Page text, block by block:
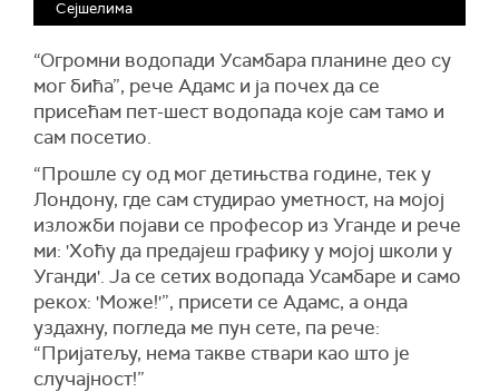
Сејшелима
“Огромни водопади Усамбара планине део су
мог бића”, рече Адамс и ја почех да се
присећам пет-шест водопада које сам тамо и
сам посетио.
“Прошле су од мог детињства године, тек у
Лондону, где сам студирао уметност, на мојој
изложби појави се професор из Уганде и рече
ми: 'Хоћу да предајеш графику у мојој школи у
Уганди'. Ја се сетих водопада Усамбаре и само
рекох: 'Може!'”, присети се Адамс, а онда
уздахну, погледа ме пун сете, па рече:
“Пријатељу, нема такве ствари као што је
случајност!”